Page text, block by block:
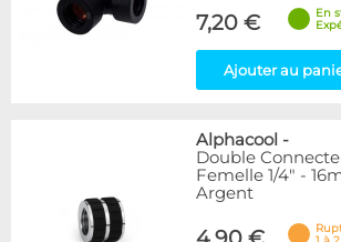
7,20 €
En
Ajouter au
Alphacool -
Double
Femelle 1/4" -
Argent